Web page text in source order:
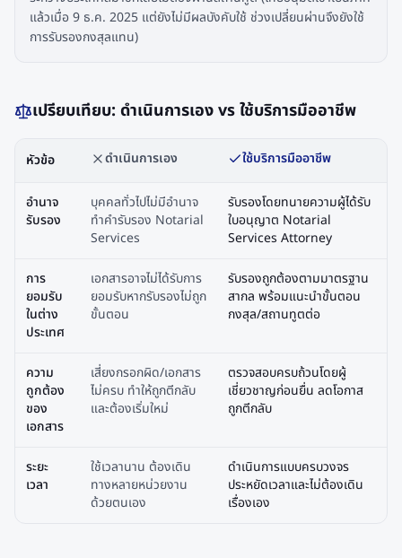
แล้วเมื่อ 9 ธ.ค. 2025 แต่ยังไม่มีผลบังคับใช้ ช่วงเปลี่ยนผ่านจึงยังใช้
การรับรองกงสุลแทน)
เปรียบเทียบ: ดำเนินการเอง vs ใช้บริการมืออาชีพ
หัวข้อ ดำเนินการเอง ใช้บริการมืออาชีพ
อำนาจ
รับรอง
บุคคลทั่วไปไม่มีอำนาจ
ทำคำรับรอง Notarial
Services
รับรองโดยทนายความผู้ได้รับ
ใบอนุญาต Notarial
Services Attorney
การ
ยอมรับ
ในต่าง
ประเทศ
เอกสารอาจไม่ได้รับการ
ยอมรับหากรับรองไม่ถูก
ขั้นตอน
รับรองถูกต้องตามมาตรฐาน
สากล พร้อมแนะนำขั้นตอน
กงสุล/สถานทูตต่อ
ความ
ถูกต้อง
ของ
เอกสาร
เสี่ยงกรอกผิด/เอกสาร
ไม่ครบ ทำให้ถูกตีกลับ
และต้องเริ่มใหม่
ตรวจสอบครบถ้วนโดยผู้
เชี่ยวชาญก่อนยื่น ลดโอกาส
ถูกตีกลับ
ระยะ
เวลา
ใช้เวลานาน ต้องเดิน
ทางหลายหน่วยงาน
ด้วยตนเอง
ดำเนินการแบบครบวงจร
ประหยัดเวลาและไม่ต้องเดิน
เรื่องเอง